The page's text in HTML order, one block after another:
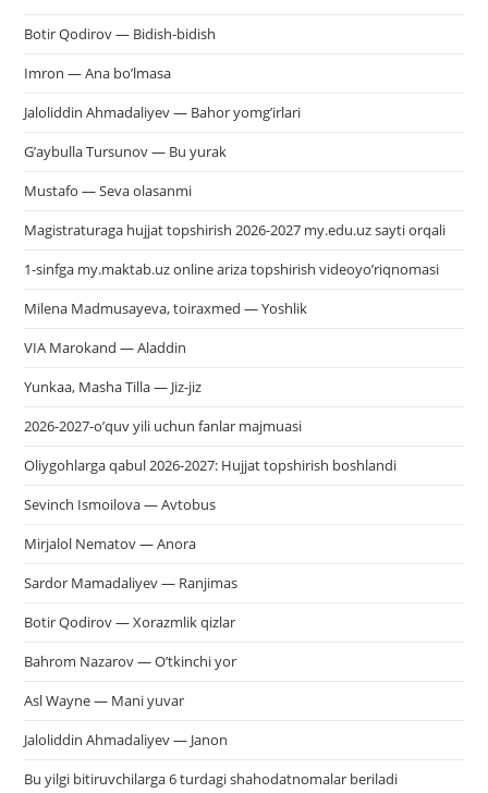
Botir Qodirov — Bidish-bidish
Imron — Ana bo’lmasa
Jaloliddin Ahmadaliyev — Bahor yomg’irlari
G’aybulla Tursunov — Bu yurak
Mustafo — Seva olasanmi
Magistraturaga hujjat topshirish 2026-2027 my.edu.uz sayti orqali
1-sinfga my.maktab.uz online ariza topshirish videoyo’riqnomasi
Milena Madmusayeva, toiraxmed — Yoshlik
VIA Marokand — Aladdin
Yunkaa, Masha Tilla — Jiz-jiz
2026-2027-o’quv yili uchun fanlar majmuasi
Oliygohlarga qabul 2026-2027: Hujjat topshirish boshlandi
Sevinch Ismoilova — Avtobus
Mirjalol Nematov — Anora
Sardor Mamadaliyev — Ranjimas
Botir Qodirov — Xorazmlik qizlar
Bahrom Nazarov — O’tkinchi yor
Asl Wayne — Mani yuvar
Jaloliddin Ahmadaliyev — Janon
Bu yilgi bitiruvchilarga 6 turdagi shahodatnomalar beriladi